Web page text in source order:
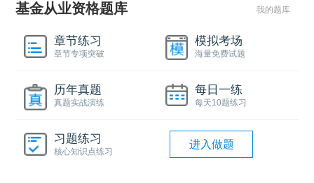
基金从业资格题库 我的题库
章节练习
章节专项突破
模拟考场
海量免费试题
历年真题
真题实战演练
每日一练
每天10题练习
习题练习
核心知识点练习
进入做题